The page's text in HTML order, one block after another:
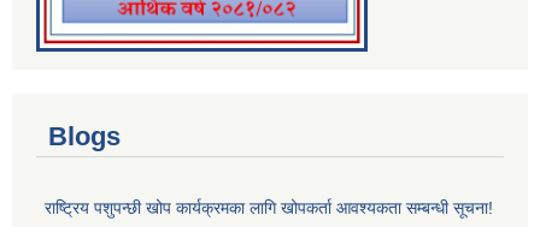
Blogs
राष्ट्रिय पशुपन्छी खोप कार्यक्रमका लागि खोपकर्ता आवश्यकता सम्बन्धी सूचना!